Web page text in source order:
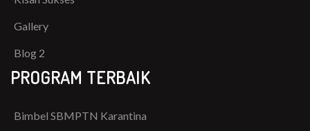
Gallery
Blog 2
PROGRAM TERBAIK
Bimbel SBMPTN Karantina